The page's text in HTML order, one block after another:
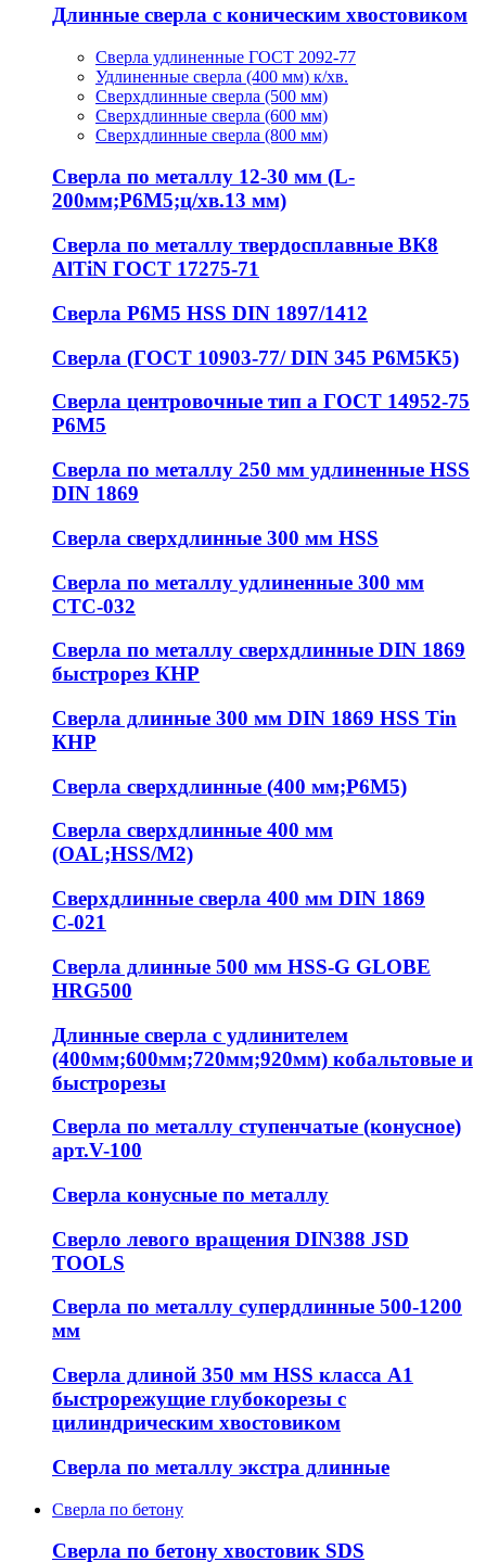
Длинные сверла с коническим хвостовиком
Сверла удлиненные ГОСТ 2092-77
Удлиненные сверла (400 мм) к/хв.
Сверхдлинные сверла (500 мм)
Сверхдлинные сверла (600 мм)
Сверхдлинные сверла (800 мм)
Сверла по металлу 12-30 мм (L-
200мм;Р6М5;ц/хв.13 мм)
Сверла по металлу твердосплавные ВК8
AlTiN ГОСТ 17275-71
Сверла Р6М5 HSS DIN 1897/1412
Сверла (ГОСТ 10903-77/ DIN 345 Р6М5К5)
Сверла центровочные тип а ГОСТ 14952-75
Р6М5
Сверла по металлу 250 мм удлиненные HSS
DIN 1869
Сверла сверхдлинные 300 мм HSS
Сверла по металлу удлиненные 300 мм
СТС-032
Сверла по металлу сверхдлинные DIN 1869
быстрорез КНР
Сверла длинные 300 мм DIN 1869 HSS Tin
КНР
Сверла сверхдлинные (400 мм;Р6М5)
Сверла сверхдлинные 400 мм
(OAL;HSS/M2)
Сверхдлинные сверла 400 мм DIN 1869
С-021
Сверла длинные 500 мм HSS-G GLOBE
HRG500
Длинные сверла с удлинителем
(400мм;600мм;720мм;920мм) кобальтовые и
быстрорезы
Сверла по металлу ступенчатые (конусное)
арт.V-100
Сверла конусные по металлу
Сверло левого вращения DIN388 JSD
TOOLS
Сверла по металлу супердлинные 500-1200
мм
Сверла длиной 350 мм HSS класса А1
быстрорежущие глубокорезы с
цилиндрическим хвостовиком
Сверла по металлу экстра длинные
Сверла по бетону
Сверла по бетону хвостовик SDS